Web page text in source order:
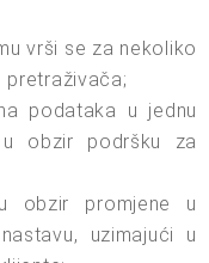
vrši se za nekoliko
pretraživača;
podataka u jednu
obzir podršku za
obzir promjene u
uzimajući u